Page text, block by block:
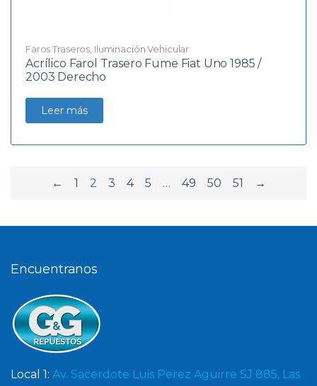
Faros Traseros Iluminación Vehicular
Acrílico Farol Trasero Fume Fiat Uno 1985 /
2003 Derecho
Leer más
← 1 2 3 4 5 … 49 50 51 →
Encuentranos
Local 1: Av. Sacerdote Luis Perez Aguirre SJ 885, Las